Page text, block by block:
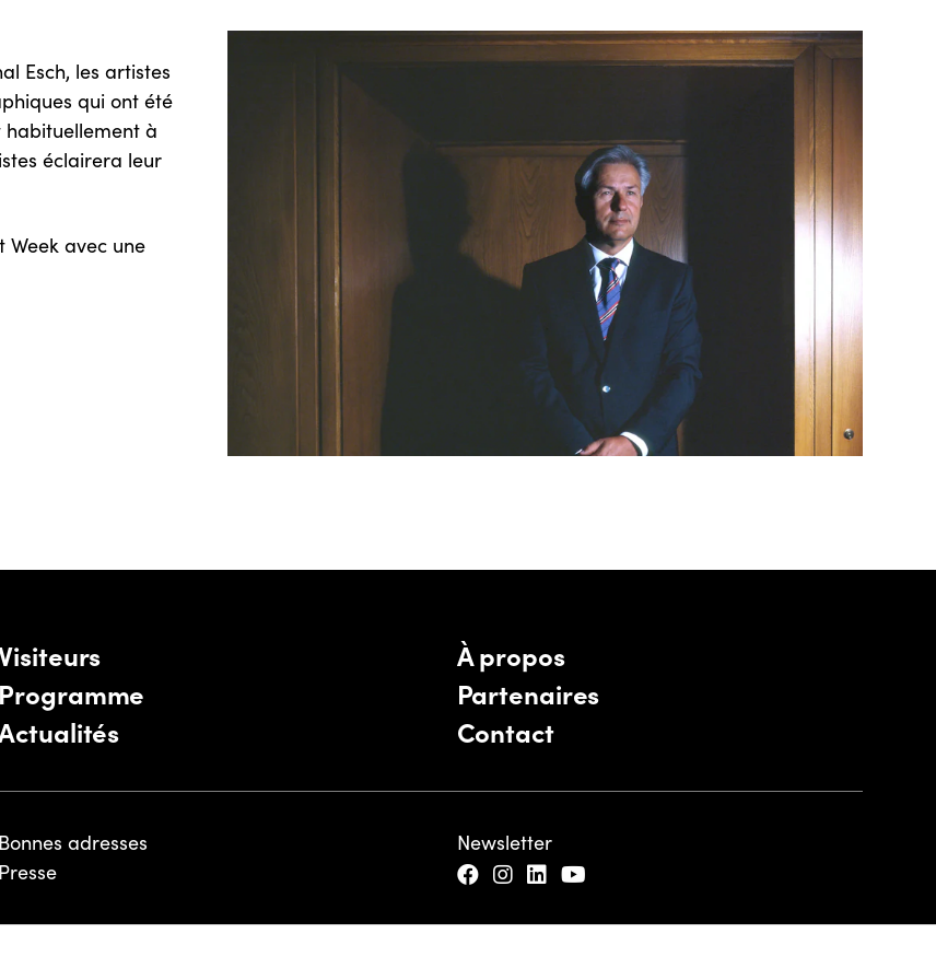
Esch, les artistes
qui ont été
à
éclairera leur
Week avec une
Programme
À propos
Partenaires
Contact
Bonnes adresses
Presse
Newsletter